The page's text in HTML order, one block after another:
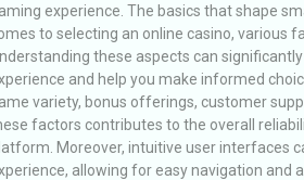
experience. The basics that shape
to selecting an online casino, various
these aspects can
and help you make informed
variety, bonus offerings, customer
factors contributes to the overall
Moreover, intuitive user interfaces
allowing for easy navigation and